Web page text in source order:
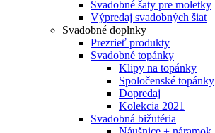
Svadobné šaty pre moletky
Výpredaj svadobných šiat
Svadobné doplnky
Prezrieť produkty
Svadobné topánky
Klipy na topánky
Spoločenské topánky
Dopredaj
Kolekcia 2021
Svadobná bižutéria